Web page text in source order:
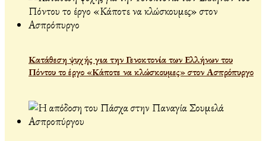
Κατάθεση ψυχής για την Γενοκτονία των Ελλήνων του
Πόντου το έργο «Κάποτε να κλώσκουμες» στον Ασπρόπυργο